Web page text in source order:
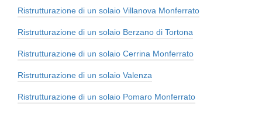
Ristrutturazione di un solaio Villanova Monferrato
Ristrutturazione di un solaio Berzano di Tortona
Ristrutturazione di un solaio Cerrina Monferrato
Ristrutturazione di un solaio Valenza
Ristrutturazione di un solaio Pomaro Monferrato